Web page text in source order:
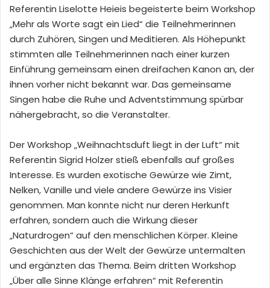
Referentin Liselotte Heieis begeisterte beim Workshop
„Mehr als Worte sagt ein Lied“ die Teilnehmerinnen
durch Zuhören, Singen und Meditieren. Als Höhepunkt
stimmten alle Teilnehmerinnen nach einer kurzen
Einführung gemeinsam einen dreifachen Kanon an, der
ihnen vorher nicht bekannt war. Das gemeinsame
Singen habe die Ruhe und Adventstimmung spürbar
nähergebracht, so die Veranstalter.
Der Workshop „Weihnachtsduft liegt in der Luft“ mit
Referentin Sigrid Holzer stieß ebenfalls auf großes
Interesse. Es wurden exotische Gewürze wie Zimt,
Nelken, Vanille und viele andere Gewürze ins Visier
genommen. Man konnte nicht nur deren Herkunft
erfahren, sondern auch die Wirkung dieser
„Naturdrogen“ auf den menschlichen Körper. Kleine
Geschichten aus der Welt der Gewürze untermalten
und ergänzten das Thema. Beim dritten Workshop
„Über alle Sinne Klänge erfahren“ mit Referentin